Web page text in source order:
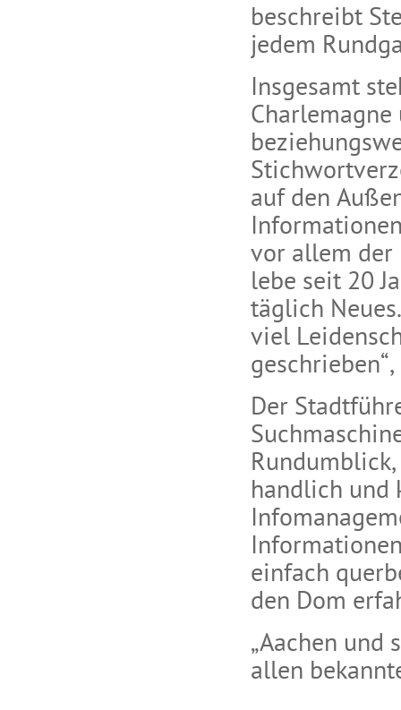
beschreibt
jedem
Insgesamt
auf den
vor allem der
lebe seit 20
täglich
viel
Der
handlich und
einfach
den Dom
„Aachen und
allen